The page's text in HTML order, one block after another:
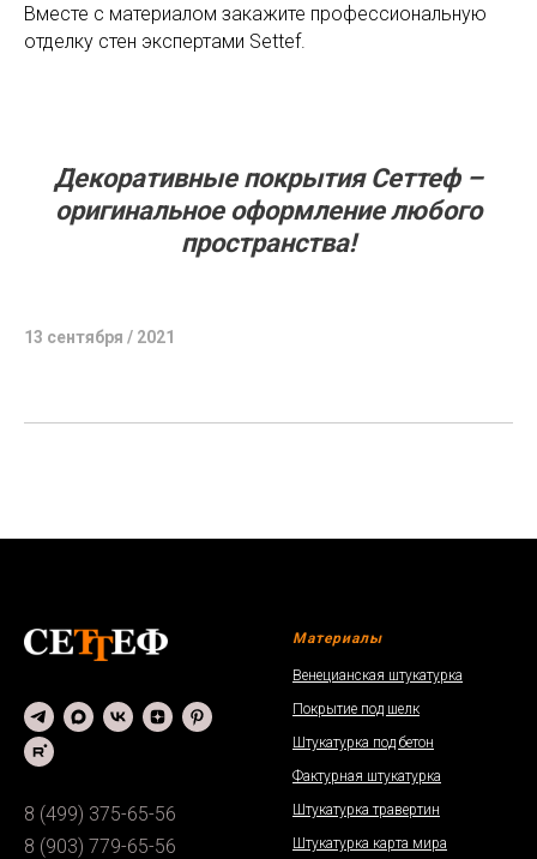
Вместе с материалом закажите профессиональную
отделку стен экспертами Settef.
Декоративные покрытия Сеттеф –
оригинальное оформление любого
пространства!
13 сентября / 2021
8 (499) 375-65-56
8 (903) 779-65-56
Материалы
Венецианская штукатурка
Покрытие под шелк
Штукатурка под бетон
Фактурная штукатурка
Штукатурка травертин
Штукатурка карта мира